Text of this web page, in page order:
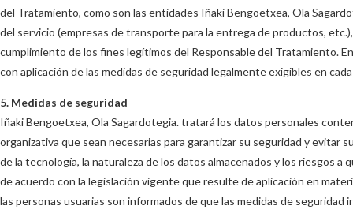
del Tratamiento, como son las entidades Iñaki Bengoetxea, Ola
del servicio (empresas de transporte para la entrega de productos,
cumplimiento de los fines legítimos del Responsable del Tratamiento.
con aplicación de las medidas de seguridad legalmente exigibles en
5. Medidas de seguridad
Iñaki Bengoetxea, Ola Sagardotegia. tratará los datos personales
organizativa que sean necesarias para garantizar su seguridad y
de la tecnología, la naturaleza de los datos almacenados y los riesgos
de acuerdo con la legislación vigente que resulte de aplicación en
las personas usuarias son informados de que las medidas de